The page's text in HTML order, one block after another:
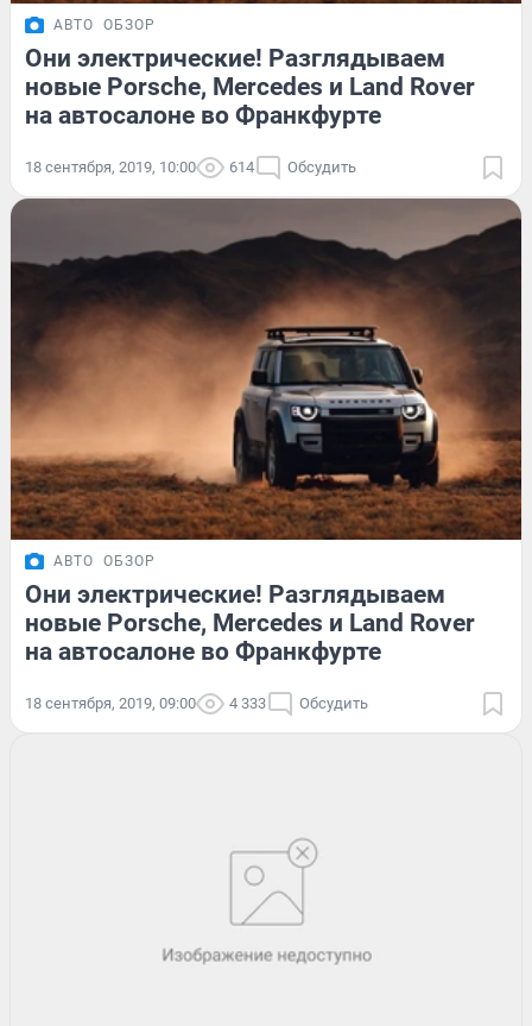
АВТО ОБЗОР
Они электрические! Разглядываем
новые Porsche, Mercedes и Land Rover
на автосалоне во Франкфурте
18 сентября, 2019, 10:00 614 Обсудить
АВТО ОБЗОР
Они электрические! Разглядываем
новые Porsche, Mercedes и Land Rover
на автосалоне во Франкфурте
18 сентября, 2019, 09:00 4 333 Обсудить